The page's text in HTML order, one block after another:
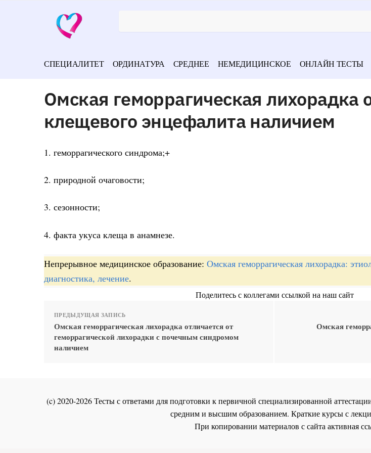
СПЕЦИАЛИТЕТ ОРДИНАТУРА СРЕДНЕЕ НЕМЕДИЦИНСКОЕ ОНЛАЙН ТЕСТЫ
Омская геморрагическая лихорадка
клещевого энцефалита наличием
1. геморрагического синдрома;+
2. природной очаговости;
3. сезонности;
4. факта укуса клеща в анамнезе.
Непрерывное медицинское образование: Омская геморрагическая лихорадка:
диагностика, лечение.
Поделитесь с коллегами ссылкой на наш сайт
ПРЕДЫДУЩАЯ ЗАПИСЬ
Омская геморрагическая лихорадка отличается от
геморрагической лихорадки с почечным синдромом
наличием
Омская
(c) 2020-2026 Тесты с ответами для подготовки к первичной специализированной
средним и высшим образованием. Краткие курсы с
При копировании материалов с сайта активная